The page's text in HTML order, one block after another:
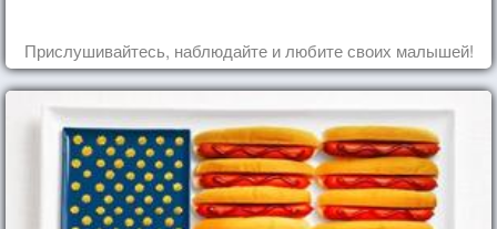
Прислушивайтесь, наблюдайте и любите своих малышей!